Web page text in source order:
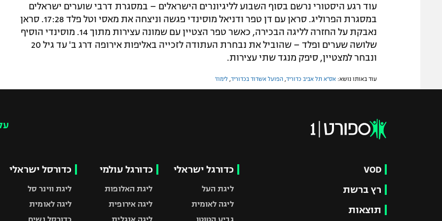
עוד רגע היסטורי נרשם בסוף השבוע לליגיונרים הישראלים – במסגרת דרבי שוערים ישראלים
במסגרת הפרוליג. סראן עם דן טפר ודניאל מוסינדי פגשה וניצחה את מאסי וטל פלד 17:28. סראן
נאבקת על החזרה לליגה הבכירה, כאשר טפר הצטיין עם שמונה עצירות מתוך 14. מוסינדי הוסיף
שלושה שערים ופלד – שהוביל את נבחרת העתודה לזכייה באליפות אירופה דרג ב' עד גיל 20
ונבחר למצטיין, סיפק מנגד שתי עצירות.
עוד באותו נושא: אס"א תל אביב כדוריד הפועל אשדוד בכדוריד לימוז'
VOD
רץ ברשת
תוצאות
כדורגל ישראלי
ליגת העל
ליגה לאומית
גביע הטוטו
כדורגל עולמי
ליגת האלופות
ליגה אירופית
ליגה אנגלית
כדורסל ישראלי
ליגת ווינר סל
ליגה לאומית
כדורסל נשים